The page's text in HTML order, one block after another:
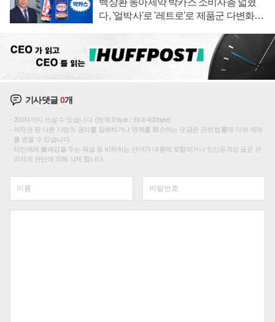
백상환 동아제약 박카스 소비자층 넓혔
다, '얼박사'로 '레트로'로 제품군 다변화
기사댓글0개
200자까지 쓰실 수 있습니다. (현재 0 byte / 최대 400byte)
저작권 등 다른 사람의 권리를 침해하거나 명예를 훼손하는 댓글은 관련 법률에 의해 제재
를 받을 수 있습니다.
타인에게 불쾌감을 주는 욕설 등 비하하는 단어가 내용에 포함되거나 인신공격성 글은 관
리자의 판단에 의해 삭제 합니다.